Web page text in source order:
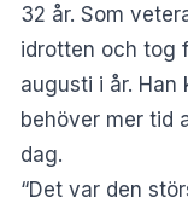
32 år. Som
idrotten och tog
augusti i år. Han
behöver mer tid
dag.
“Det var den